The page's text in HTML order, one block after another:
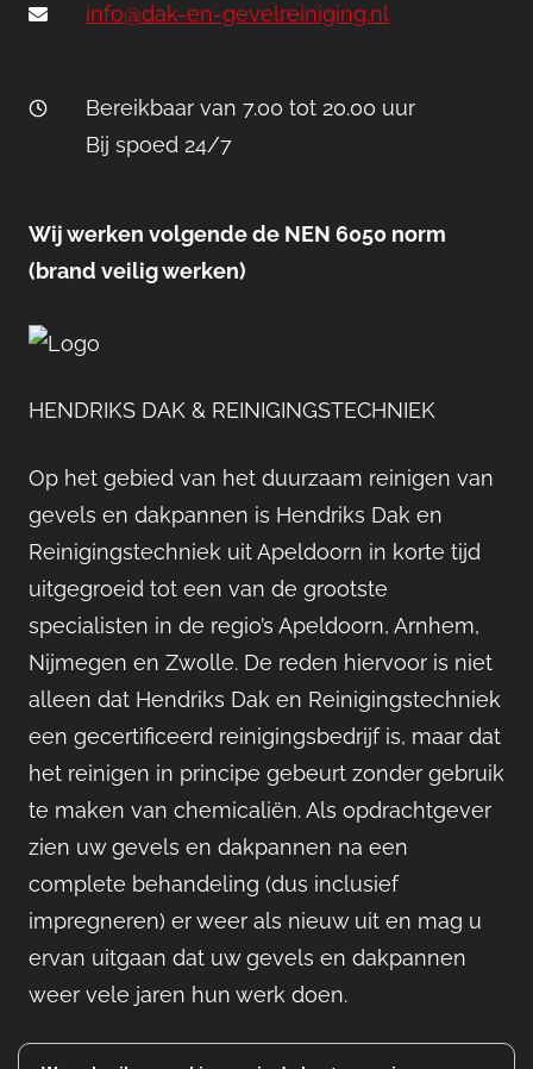
info@dak-en-gevelreiniging.nl
Bereikbaar van 7.00 tot 20.00 uur
Bij spoed 24/7
Wij werken volgende de NEN 6050 norm
(brand veilig werken)
HENDRIKS DAK & REINIGINGSTECHNIEK
Op het gebied van het duurzaam reinigen van
gevels en dakpannen is Hendriks Dak en
Reinigingstechniek uit Apeldoorn in korte tijd
uitgegroeid tot een van de grootste
specialisten in de regio’s Apeldoorn, Arnhem,
Nijmegen en Zwolle. De reden hiervoor is niet
alleen dat Hendriks Dak en Reinigingstechniek
een gecertificeerd reinigingsbedrijf is, maar dat
het reinigen in principe gebeurt zonder gebruik
te maken van chemicaliën. Als opdrachtgever
zien uw gevels en dakpannen na een
complete behandeling (dus inclusief
impregneren) er weer als nieuw uit en mag u
ervan uitgaan dat uw gevels en dakpannen
weer vele jaren hun werk doen.